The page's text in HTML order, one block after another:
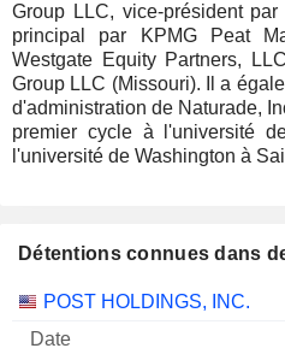
Group LLC, vice-président
principal par KPMG Peat
Westgate Equity Partners,
Group LLC (Missouri). Il a
d'administration de Naturade,
premier cycle à l'université
l'université de Washington à
Détentions connues dans
Nombre
POST HOLDINGS, INC.